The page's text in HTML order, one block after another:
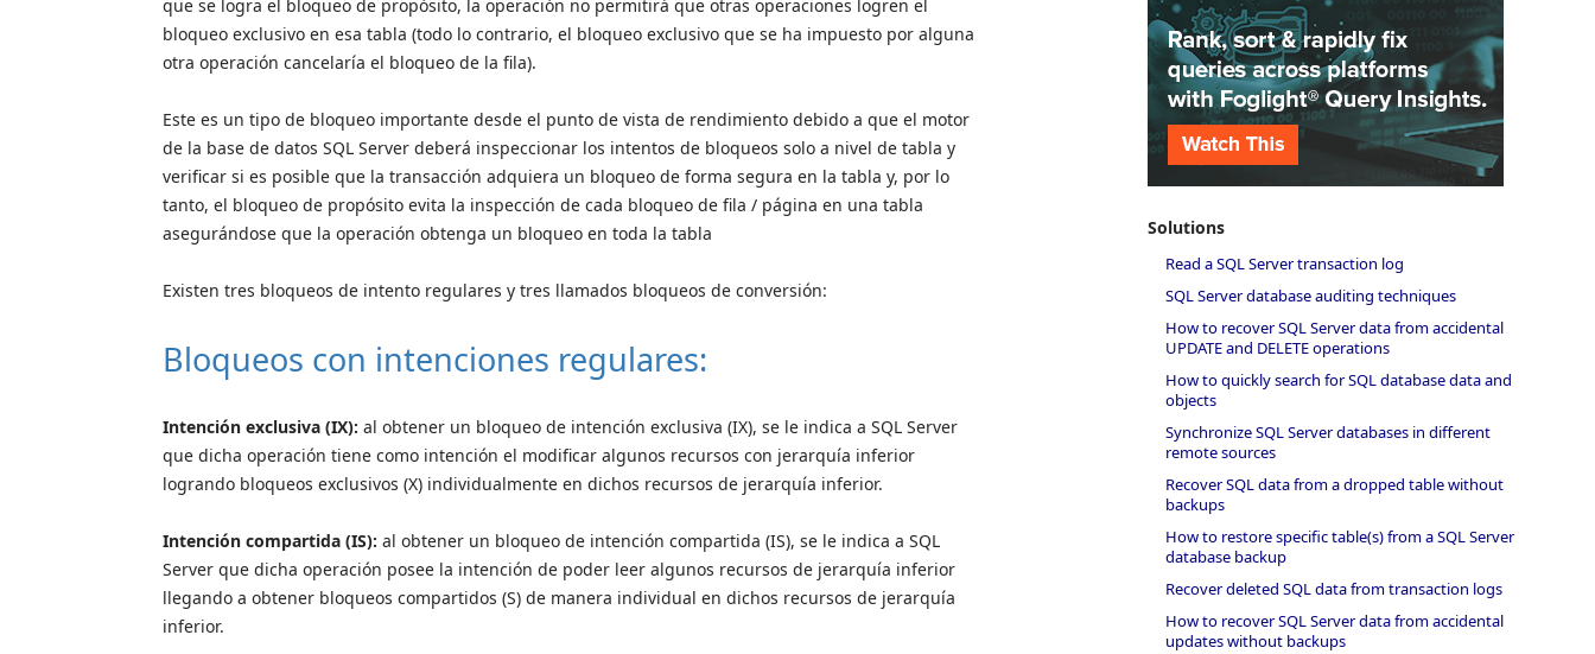
que se logra el bloqueo de propósito, la operación no permitirá que otras operaciones logren el
bloqueo exclusivo en esa tabla (todo lo contrario, el bloqueo exclusivo que se ha impuesto por alguna
otra operación cancelaría el bloqueo de la fila).
Este es un tipo de bloqueo importante desde el punto de vista de rendimiento debido a que el motor
de la base de datos SQL Server deberá inspeccionar los intentos de bloqueos solo a nivel de tabla y
verificar si es posible que la transacción adquiera un bloqueo de forma segura en la tabla y, por lo
tanto, el bloqueo de propósito evita la inspección de cada bloqueo de fila / página en una tabla
asegurándose que la operación obtenga un bloqueo en toda la tabla
Existen tres bloqueos de intento regulares y tres llamados bloqueos de conversión:
Bloqueos con intenciones regulares:
Intención exclusiva (IX): al obtener un bloqueo de intención exclusiva (IX), se le indica a SQL Server
que dicha operación tiene como intención el modificar algunos recursos con jerarquía inferior
logrando bloqueos exclusivos (X) individualmente en dichos recursos de jerarquía inferior.
Intención compartida (IS): al obtener un bloqueo de intención compartida (IS), se le indica a SQL
Server que dicha operación posee la intención de poder leer algunos recursos de jerarquía inferior
llegando a obtener bloqueos compartidos (S) de manera individual en dichos recursos de jerarquía
inferior.
Solutions
Read a SQL Server transaction log
SQL Server database auditing techniques
How to recover SQL Server data from accidental
UPDATE and DELETE operations
How to quickly search for SQL database data and
objects
Synchronize SQL Server databases in different
remote sources
Recover SQL data from a dropped table without
backups
How to restore specific table(s) from a SQL Server
database backup
Recover deleted SQL data from transaction logs
How to recover SQL Server data from accidental
updates without backups